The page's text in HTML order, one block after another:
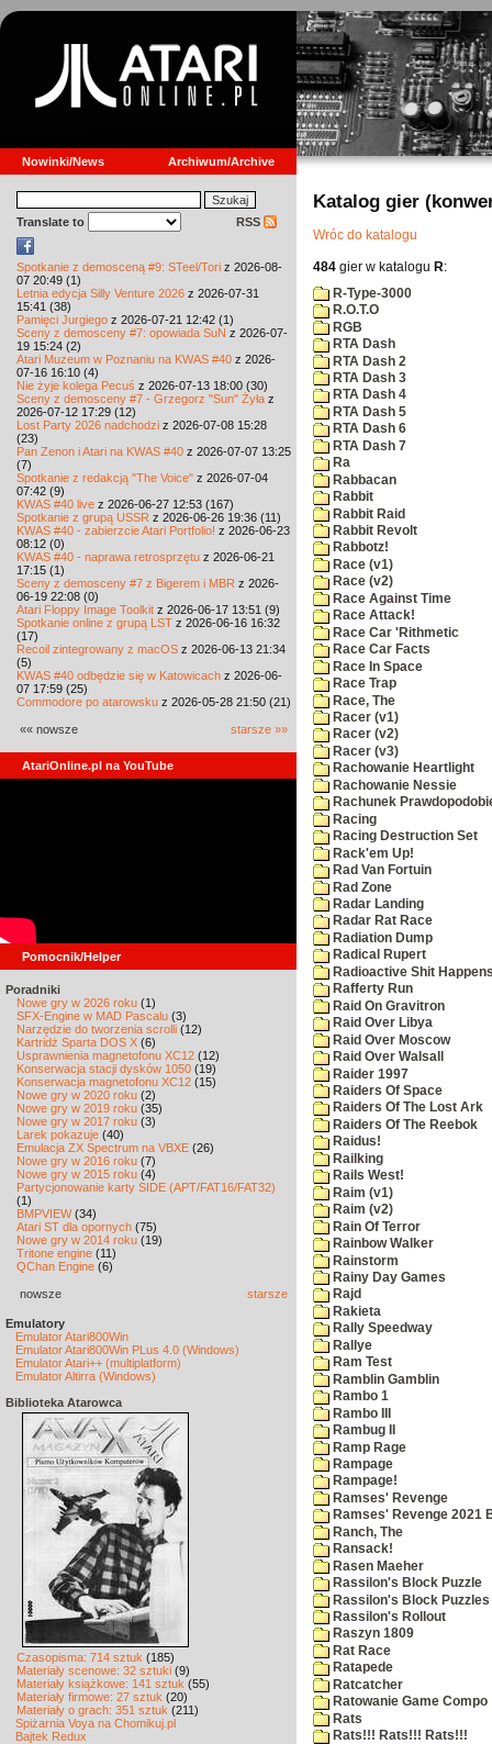
Nowinki/News Archiwum/Archive
Translate to RSS
Spotkanie z demosceną #9: STeel/Tori z 2026-08-
07 20:49 (1)
Letnia edycja Silly Venture 2026 z 2026-07-31
15:41 (38)
Pamięci Jurgiego z 2026-07-21 12:42 (1)
Sceny z demosceny #7: opowiada SuN z 2026-07-
19 15:24 (2)
Atari Muzeum w Poznaniu na KWAS #40 z 2026-
07-16 16:10 (4)
Nie żyje kolega Pecuś z 2026-07-13 18:00 (30)
Sceny z demosceny #7 - Grzegorz "Sun" Żyła z
2026-07-12 17:29 (12)
Lost Party 2026 nadchodzi z 2026-07-08 15:28
(23)
Pan Zenon i Atari na KWAS #40 z 2026-07-07 13:25
(7)
Spotkanie z redakcją "The Voice" z 2026-07-04
07:42 (9)
KWAS #40 live z 2026-06-27 12:53 (167)
Spotkanie z grupą USSR z 2026-06-26 19:36 (11)
KWAS #40 - zabierzcie Atari Portfolio! z 2026-06-23
08:12 (0)
KWAS #40 - naprawa retrosprzętu z 2026-06-21
17:15 (1)
Sceny z demosceny #7 z Bigerem i MBR z 2026-
06-19 22:08 (0)
Atari Floppy Image Toolkit z 2026-06-17 13:51 (9)
Spotkanie online z grupą LST z 2026-06-16 16:32
(17)
Recoil zintegrowany z macOS z 2026-06-13 21:34
(5)
KWAS #40 odbędzie się w Katowicach z 2026-06-
07 17:59 (25)
Commodore po atarowsku z 2026-05-28 21:50 (21)
«« nowsze starsze »»
AtariOnline.pl na YouTube
Pomocnik/Helper
Poradniki
Nowe gry w 2026 roku (1)
SFX-Engine w MAD Pascalu (3)
Narzędzie do tworzenia scrolli (12)
Kartridż Sparta DOS X (6)
Usprawnienia magnetofonu XC12 (12)
Konserwacja stacji dysków 1050 (19)
Konserwacja magnetofonu XC12 (15)
Nowe gry w 2020 roku (2)
Nowe gry w 2019 roku (35)
Nowe gry w 2017 roku (3)
Larek pokazuje (40)
Emulacja ZX Spectrum na VBXE (26)
Nowe gry w 2016 roku (7)
Nowe gry w 2015 roku (4)
Partycjonowanie karty SIDE (APT/FAT16/FAT32)
(1)
BMPVIEW(34)
Atari ST dla opornych (75)
Nowe gry w 2014 roku (19)
Tritone engine (11)
QChan Engine (6)
nowsze starsze
Emulatory
Emulator Atari800Win
Emulator Atari800Win PLus 4.0 (Windows)
Emulator Atari++ (multiplatform)
Emulator Altirra (Windows)
Biblioteka Atarowca
Czasopisma: 714 sztuk (185)
Materiały scenowe: 32 sztuki (9)
Materiały książkowe: 141 sztuk (55)
Materiały firmowe: 27 sztuk (20)
Materiały o grach: 351 sztuk (211)
Spiżarnia Voya na Chomikuj.pl
Bajtek Redux
Katalog gier
Wróc do katalogu
484 gier w katalogu R:
R-Type-3000
R.O.T.O
RGB
RTA Dash
RTA Dash 2
RTA Dash 3
RTA Dash 4
RTA Dash 5
RTA Dash 6
RTA Dash 7
Ra
Rabbacan
Rabbit
Rabbit Raid
Rabbit Revolt
Rabbotz!
Race (v1)
Race (v2)
Race Against Time
Race Attack!
Race Car 'Rithmetic
Race Car Facts
Race In Space
Race Trap
Race, The
Racer (v1)
Racer (v2)
Racer (v3)
Rachowanie Heartlight
Rachowanie Nessie
Rachunek
Racing
Racing Destruction Set
Rack'em Up!
Rad Van Fortuin
Rad Zone
Radar Landing
Radar Rat Race
Radiation Dump
Radical Rupert
Radioactive Shit
Rafferty Run
Raid On Gravitron
Raid Over Libya
Raid Over Moscow
Raid Over Walsall
Raider 1997
Raiders Of Space
Raiders Of The Lost Ark
Raiders Of The Reebok
Raidus!
Railking
Rails West!
Raim (v1)
Raim (v2)
Rain Of Terror
Rainbow Walker
Rainstorm
Rainy Day Games
Rajd
Rakieta
Rally Speedway
Rallye
Ram Test
Ramblin Gamblin
Rambo 1
Rambo III
Rambug II
Ramp Rage
Rampage
Rampage!
Ramses' Revenge
Ramses' Revenge 2021
Ranch, The
Ransack!
Rasen Maeher
Rassilon's Block Puzzle
Rassilon's Block Puzzles
Rassilon's Rollout
Raszyn 1809
Rat Race
Ratapede
Ratcatcher
Ratowanie Game Compo
Rats
Rats!!! Rats!!! Rats!!!